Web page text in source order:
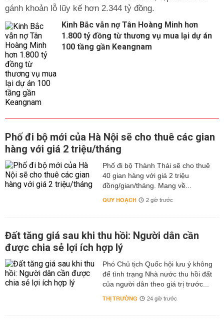
gánh khoản lỗ lũy kế hơn 2.344 tỷ đồng.
Kinh Bắc vẫn nợ Tân Hoàng Minh hơn
1.800 tỷ đồng từ thương vụ mua lại dự án
100 tầng gần Keangnam
Phố đi bộ mới của Hà Nội sẽ cho thuê các gian
hàng với giá 2 triệu/tháng
Phố đi bộ Thành Thái sẽ cho thuê
40 gian hàng với giá 2 triệu
đồng/gian/tháng. Mang về...
QUY HOẠCH 2 giờ trước
Đất tăng giá sau khi thu hồi: Người dân cần
được chia sẻ lợi ích hợp lý
Phó Chủ tịch Quốc hội lưu ý không
để tình trạng Nhà nước thu hồi đất
của người dân theo giá trị trước...
THỊ TRƯỜNG 24 giờ trước